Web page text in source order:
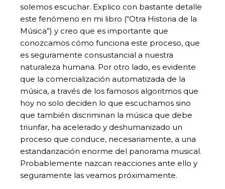
solemos escuchar. Explico con bastante detalle
este fenómeno en mi libro (“Otra Historia de la
Música”) y creo que es importante que
conozcamos cómo funciona este proceso, que
es seguramente consustancial a nuestra
naturaleza humana. Por otro lado, es evidente
que la comercialización automatizada de la
música, a través de los famosos algoritmos que
hoy no solo deciden lo que escuchamos sino
que también discriminan la música que debe
triunfar, ha acelerado y deshumanizado un
proceso que conduce, necesariamente, a una
estandarización enorme del panorama musical.
Probablemente nazcan reacciones ante ello y
seguramente las veamos próximamente.